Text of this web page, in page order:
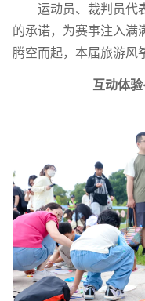
运动员、裁判员代
的承诺，为赛事注入满
腾空而起，本届旅游风
互动体